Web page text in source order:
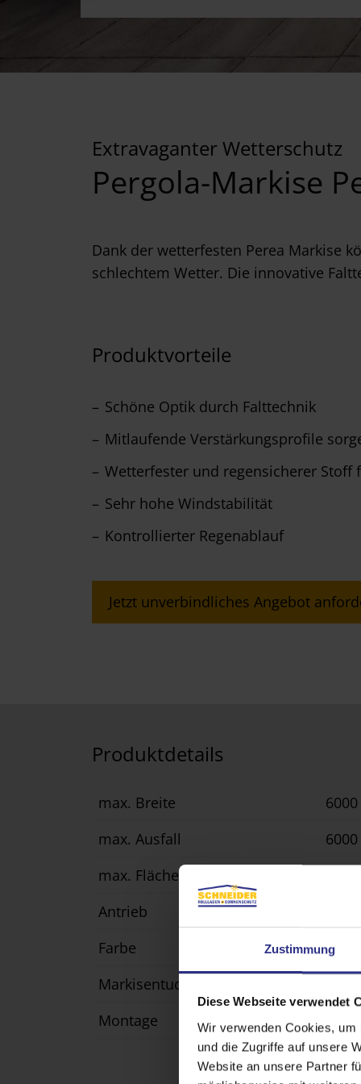
Zustimmung
Diese Webseite verwendet
Wir verwenden Cookies,
und die Zugriffe auf unsere
Website an unsere Partner
Extravaganter Wetterschutz
Pergola-Markise
Dank der wetterfesten Perea Markise
schlechtem Wetter. Die innovative
Produktvorteile
Schöne Optik durch Falttechnik
Mitlaufende Verstärkungsprofile
Wetterfester und regensicherer
Sehr hohe Windstabilität
Kontrollierter Regenablauf
Jetzt unverbindliches Angebot
Produktdetails
max. Breite
max. Ausfall
max. Fläche
Antrieb
Farbe
Markisentuch
Montage